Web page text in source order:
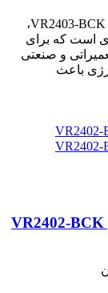
کیت شارژی براشلس سه عددی ویوارکس مدل VR2403-BCK،
است که برای
و صنعتی
باعث